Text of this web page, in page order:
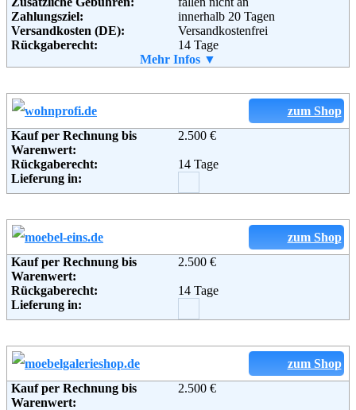
D-59889 Eslohe (Nordrhein-
Westfalen, Hochsauerland)
Germany
Telefon:
02973 97 91 20
02973 9791210
Soziale Kanäle:
Weiterführende
Informationen:
Blog
Zahlungsziel:
innerhalb 20 Tagen
Versandkosten (DE):
Versandkostenfrei
Rückgaberecht:
14 Tage
Ja
Weitere Zahlungsmethoden:
Adresse:
KARE Online GmbH
85746 Garching
Telefon:
Email:
info@kare24.de
Weiterführende
Informationen:
Mehr Infos ▼
zum Shop
Kauf per Rechnung bis
Warenwert:
2.500 €
Rückgaberecht:
14 Tage
Lieferung in:
zum Shop
Kauf per Rechnung bis
Warenwert:
2.500 €
Rückgaberecht:
14 Tage
Lieferung in:
zum Shop
Kauf per Rechnung bis
Warenwert:
2.500 €